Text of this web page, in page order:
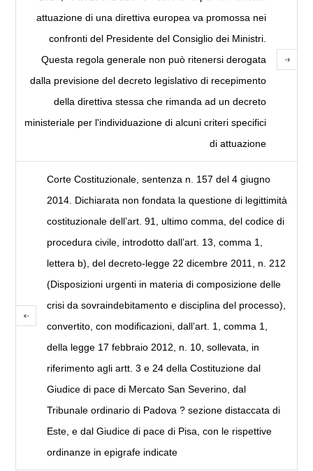
attuazione di una direttiva europea va promossa nei
confronti del Presidente del Consiglio dei Ministri.
Questa regola generale non può ritenersi derogata
dalla previsione del decreto legislativo di recepimento
della direttiva stessa che rimanda ad un decreto
ministeriale per l'individuazione di alcuni criteri specifici
di attuazione
Corte Costituzionale, sentenza n. 157 del 4 giugno
2014. Dichiarata non fondata la questione di legittimità
costituzionale dell’art. 91, ultimo comma, del codice di
procedura civile, introdotto dall’art. 13, comma 1,
lettera b), del decreto-legge 22 dicembre 2011, n. 212
(Disposizioni urgenti in materia di composizione delle
crisi da sovraindebitamento e disciplina del processo),
convertito, con modificazioni, dall’art. 1, comma 1,
della legge 17 febbraio 2012, n. 10, sollevata, in
riferimento agli artt. 3 e 24 della Costituzione dal
Giudice di pace di Mercato San Severino, dal
Tribunale ordinario di Padova ? sezione distaccata di
Este, e dal Giudice di pace di Pisa, con le rispettive
ordinanze in epigrafe indicate